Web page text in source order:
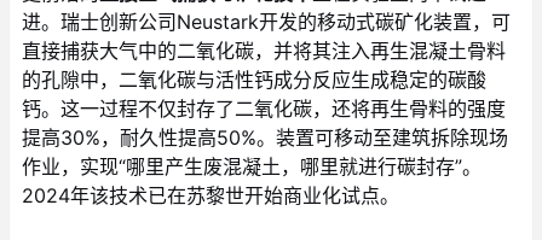
进。瑞士创新公司Neustark开发的移动式碳矿化装置，可
直接捕获大气中的二氧化碳，并将其注入再生混凝土骨料
的孔隙中，二氧化碳与活性钙成分反应生成稳定的碳酸
钙。这一过程不仅封存了二氧化碳，还将再生骨料的强度
提高30%，耐久性提高50%。装置可移动至建筑拆除现场
作业，实现“哪里产生废混凝土，哪里就进行碳封存”。
2024年该技术已在苏黎世开始商业化试点。